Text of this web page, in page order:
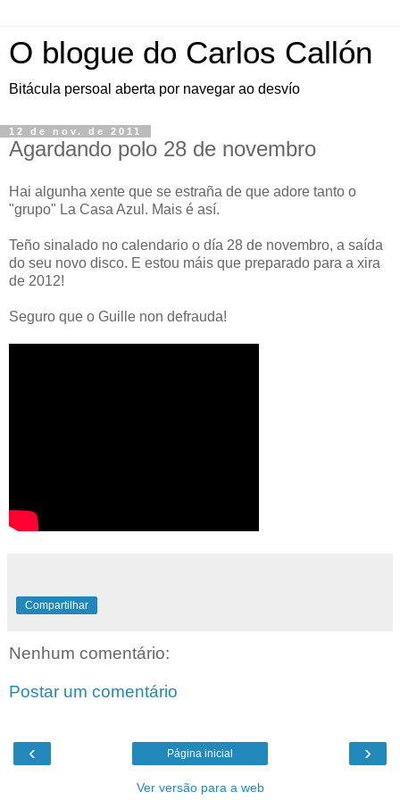
O blogue do Carlos Callón
Bitácula persoal aberta por navegar ao desvío
12 de nov. de 2011
Agardando polo 28 de novembro
Hai algunha xente que se estraña de que adore tanto o
"grupo" La Casa Azul. Mais é así.
Teño sinalado no calendario o día 28 de novembro, a saída
do seu novo disco. E estou máis que preparado para a xira
de 2012!
Seguro que o Guille non defrauda!
Compartilhar
Nenhum comentário:
Postar um comentário
‹ ›
Página inicial
Ver versão para a web